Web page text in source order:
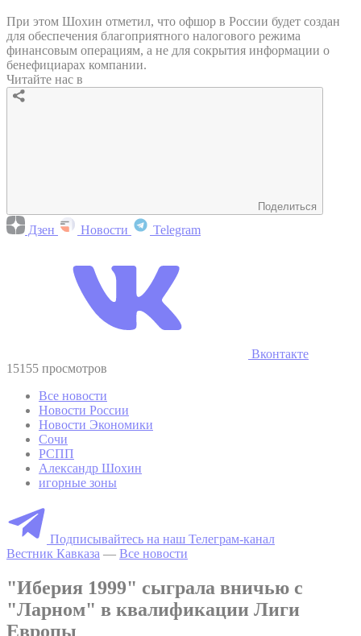
При этом Шохин отметил, что офшор в России будет создан
для обеспечения благоприятного налогового режима
финансовым операциям, а не для сокрытия информации о
бенефициарах компании.
Читайте нас в
Поделиться
Дзен Новости Telegram
Вконтакте
15155 просмотров
Все новости
Новости России
Новости Экономики
Сочи
РСПП
Александр Шохин
игорные зоны
Подписывайтесь на наш Телеграм-канал
Вестник Кавказа — Все новости
"Иберия 1999" сыграла вничью с
"Ларном" в квалификации Лиги
Европы